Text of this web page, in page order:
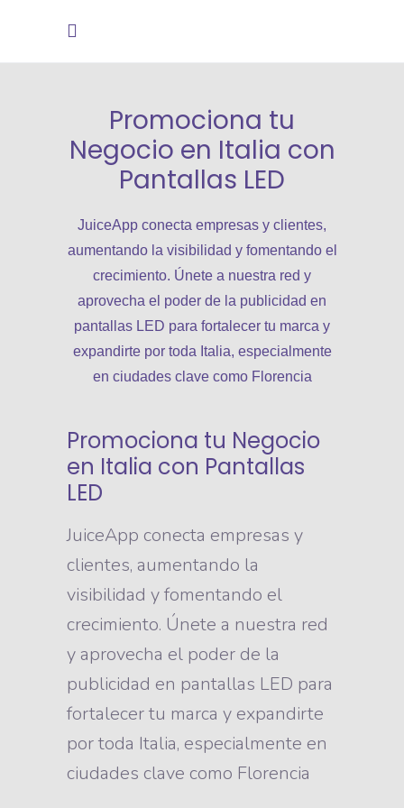
Promociona tu
Negocio en Italia con
Pantallas LED
JuiceApp conecta empresas y clientes,
aumentando la visibilidad y fomentando el
crecimiento. Únete a nuestra red y
aprovecha el poder de la publicidad en
pantallas LED para fortalecer tu marca y
expandirte por toda Italia, especialmente
en ciudades clave como Florencia
Promociona tu Negocio
en Italia con Pantallas
LED
JuiceApp conecta empresas y
clientes, aumentando la
visibilidad y fomentando el
crecimiento. Únete a nuestra red
y aprovecha el poder de la
publicidad en pantallas LED para
fortalecer tu marca y expandirte
por toda Italia, especialmente en
ciudades clave como Florencia